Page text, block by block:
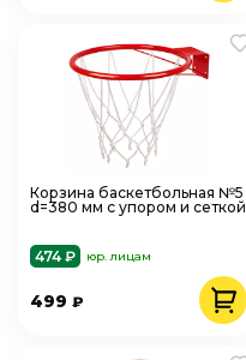
Корзина баскетбольная №5
d=380 мм с упором и сеткой
474 ₽ юр. лицам
499 ₽